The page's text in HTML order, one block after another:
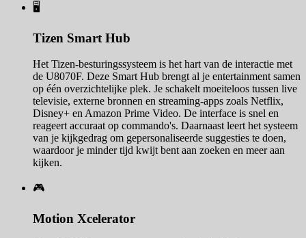
🖥️
Tizen Smart Hub
Het Tizen-besturingssysteem is het hart van de interactie met
de U8070F. Deze Smart Hub brengt al je entertainment samen
op één overzichtelijke plek. Je schakelt moeiteloos tussen live
televisie, externe bronnen en streaming-apps zoals Netflix,
Disney+ en Amazon Prime Video. De interface is snel en
reageert accuraat op commando's. Daarnaast leert het systeem
van je kijkgedrag om gepersonaliseerde suggesties te doen,
waardoor je minder tijd kwijt bent aan zoeken en meer aan
kijken.
🎮
Motion Xcelerator